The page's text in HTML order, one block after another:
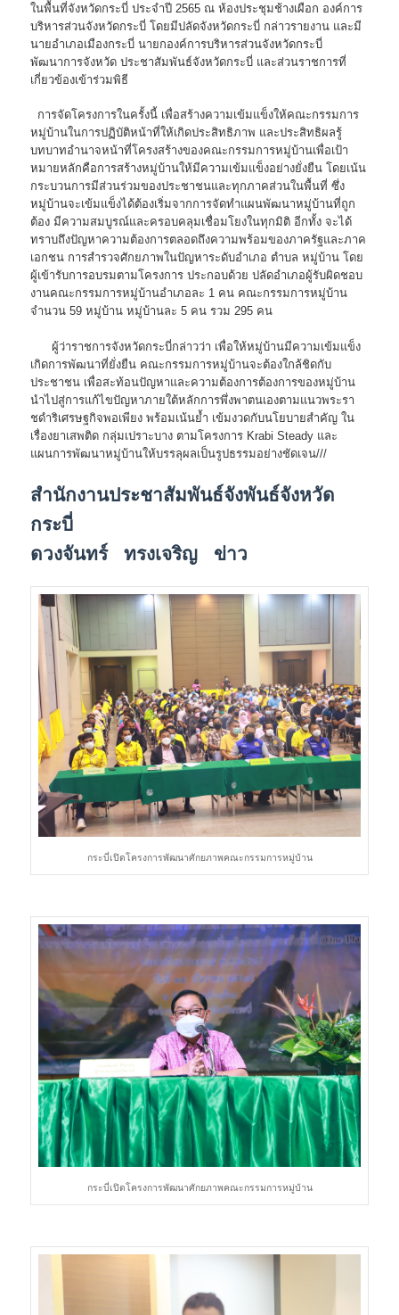
ในพื้นที่จังหวัดกระบี่ ประจำปี 2565 ณ ห้องประชุมช้างเผือก องค์การ
บริหารส่วนจังหวัดกระบี่ โดยมีปลัดจังหวัดกระบี่ กล่าวรายงาน และมี
นายอำเภอเมืองกระบี่ นายกองค์การบริหารส่วนจังหวัดกระบี่
พัฒนาการจังหวัด ประชาสัมพันธ์จังหวัดกระบี่ และส่วนราชการที่
เกี่ยวข้องเข้าร่วมพิธี
การจัดโครงการในครั้งนี้ เพื่อสร้างความเข้มแข็งให้คณะกรรมการ
หมู่บ้านในการปฏิบัติหน้าที่ให้เกิดประสิทธิภาพ และประสิทธิผลรู้
บทบาทอำนาจหน้าที่โครงสร้างของคณะกรรมการหมู่บ้านเพื่อเป้า
หมายหลักคือการสร้างหมู่บ้านให้มีความเข้มแข็งอย่างยั่งยืน โดยเน้น
กระบวนการมีส่วนร่วมของประชาชนและทุกภาคส่วนในพื้นที่ ซึ่ง
หมู่บ้านจะเข้มแข็งได้ต้องเริ่มจากการจัดทำแผนพัฒนาหมู่บ้านที่ถูก
ต้อง มีความสมบูรณ์และครอบคลุมเชื่อมโยงในทุกมิติ อีกทั้ง จะได้
ทราบถึงปัญหาความต้องการตลอดถึงความพร้อมของภาครัฐและภาค
เอกชน การสำรวจศักยภาพในปัญหาระดับอำเภอ ตำบล หมู่บ้าน โดย
ผู้เข้ารับการอบรมตามโครงการ ประกอบด้วย ปลัดอำเภอผู้รับผิดชอบ
งานคณะกรรมการหมู่บ้านอำเภอละ 1 คน คณะกรรมการหมู่บ้าน
จำนวน 59 หมู่บ้าน หมู่บ้านละ 5 คน รวม 295 คน
ผู้ว่าราชการจังหวัดกระบี่กล่าวว่า เพื่อให้หมู่บ้านมีความเข้มแข็ง
เกิดการพัฒนาที่ยั่งยืน คณะกรรมการหมู่บ้านจะต้องใกล้ชิดกับ
ประชาชน เพื่อสะท้อนปัญหาและความต้องการต้องการของหมู่บ้าน
นำไปสู่การแก้ไขปัญหาภายใต้หลักการพึ่งพาตนเองตามแนวพระรา
ชดําริเศรษฐกิจพอเพียง พร้อมเน้นย้ำ เข้มงวดกับนโยบายสำคัญ ใน
เรื่องยาเสพติด กลุ่มเปราะบาง ตามโครงการ Krabi Steady และ
แผนการพัฒนาหมู่บ้านให้บรรลุผลเป็นรูปธรรมอย่างชัดเจน///
สำนักงานประชาสัมพันธ์จังพันธ์จังหวัด
กระบี่
ดวงจันทร์ ทรงเจริญ ข่าว
กระบี่เปิดโครงการพัฒนาศักยภาพคณะกรรมการหมู่บ้าน
กระบี่เปิดโครงการพัฒนาศักยภาพคณะกรรมการหมู่บ้าน